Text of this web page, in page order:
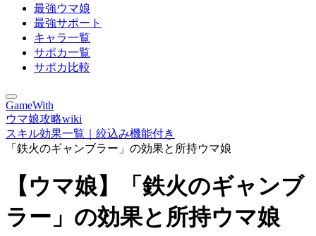
最強ウマ娘
最強サポート
キャラ一覧
サポカ一覧
サポカ比較
GameWith
ウマ娘攻略wiki
スキル効果一覧｜絞込み機能付き
「鉄火のギャンブラー」の効果と所持ウマ娘
【ウマ娘】「鉄火のギャンブ
ラー」の効果と所持ウマ娘